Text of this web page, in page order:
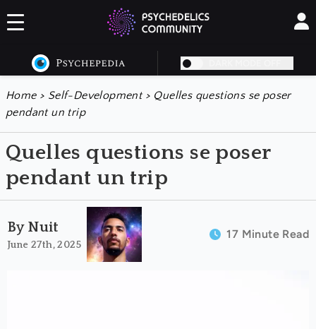
Home > Self-Development> Quelles questions se poser
pendant un trip
Quelles questions se poser
pendant un trip
By Nuit
June 27th, 2025
17 Minute Read